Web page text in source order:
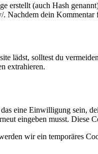
erstellt (auch Hash
Nachdem dein
lädst, solltest du
extrahieren.
eine Einwilligung
eingeben musst. Diese
wir ein temporäres